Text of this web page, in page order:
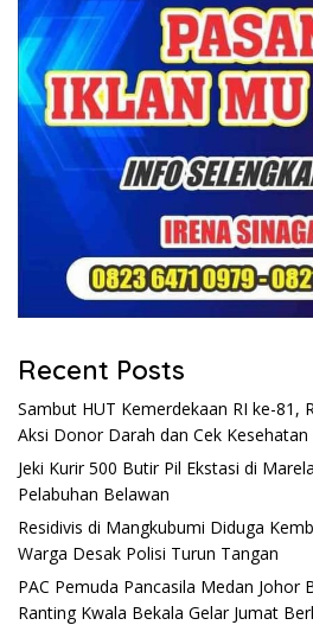
Recent Posts
Sambut HUT Kemerdekaan RI ke-81,
Aksi Donor Darah dan Cek Kesehatan
Jeki Kurir 500 Butir Pil Ekstasi di
Pelabuhan Belawan
Residivis di Mangkubumi Diduga
Warga Desak Polisi Turun Tangan
PAC Pemuda Pancasila Medan Johor
Ranting Kwala Bekala Gelar Jumat